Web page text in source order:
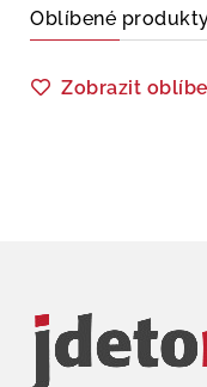
Oblíbené
Zobrazit